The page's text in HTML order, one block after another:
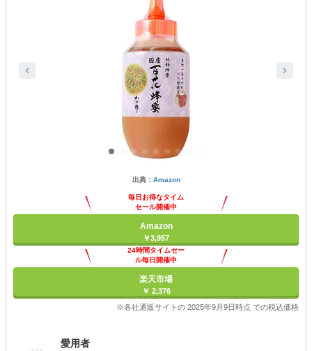
出典： Amazon
毎日お得なタイム
セール開催中
Amazon
￥3,957
24時間タイムセー
ル毎日開催中
楽天市場
￥ 2,376
※各社通販サイトの 2025年9月9日時点 での税込価格
愛用者